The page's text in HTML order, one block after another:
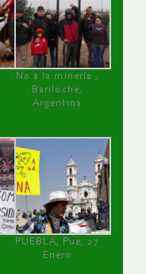
No a la minería ,
Bariloche,
Argentina
PUEBLA, Pue, 27
Enero